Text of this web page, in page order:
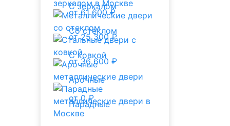
С зеркалом
Со стеклом
от 61 600 ₽
С ковкой
от 25 300 ₽
Арочные
от 36 600 ₽
Парадные
от 0 ₽